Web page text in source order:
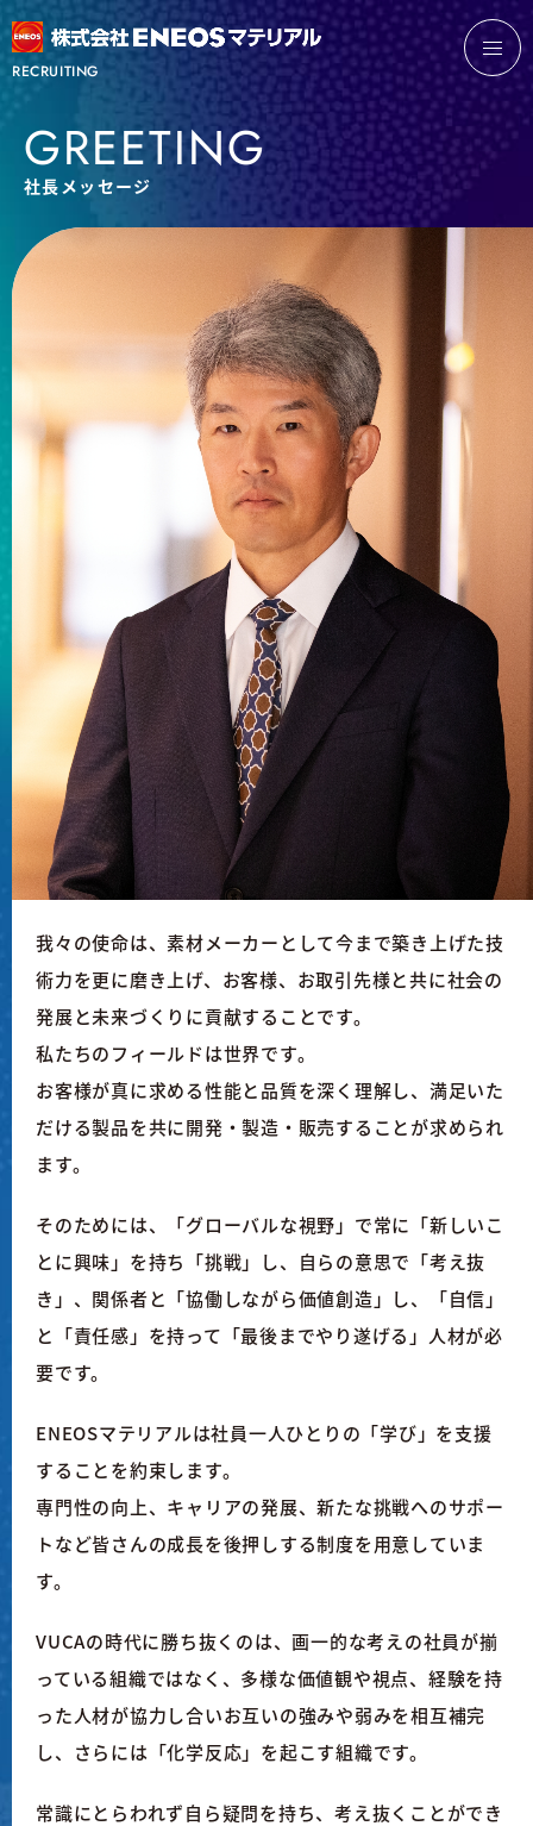
RECRUITING
GREETING
社長メッセージ
我々の使命は、素材メーカーとして今まで築き上げた技
術力を更に磨き上げ、お客様、お取引先様と共に社会の
発展と未来づくりに貢献することです。
私たちのフィールドは世界です。
お客様が真に求める性能と品質を深く理解し、満足いた
だける製品を共に開発・製造・販売することが求められ
ます。
そのためには、「グローバルな視野」で常に「新しいこ
とに興味」を持ち「挑戦」し、自らの意思で「考え抜
き」、関係者と「協働しながら価値創造」し、「自信」
と「責任感」を持って「最後までやり遂げる」人材が必
要です。
ENEOSマテリアルは社員一人ひとりの「学び」を支援
することを約束します。
専門性の向上、キャリアの発展、新たな挑戦へのサポー
トなど皆さんの成長を後押しする制度を用意していま
す。
VUCAの時代に勝ち抜くのは、画一的な考えの社員が揃
っている組織ではなく、多様な価値観や視点、経験を持
った人材が協力し合いお互いの強みや弱みを相互補完
し、さらには「化学反応」を起こす組織です。
常識にとらわれず自ら疑問を持ち、考え抜くことができ